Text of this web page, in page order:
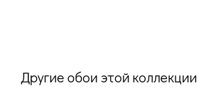
Другие обои этой коллекции